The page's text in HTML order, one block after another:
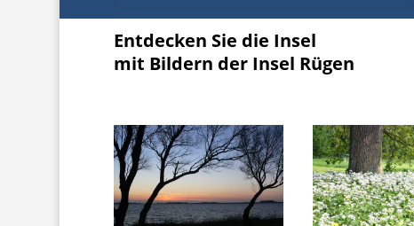
Entdecken Sie die Insel
mit Bildern der Insel Rügen